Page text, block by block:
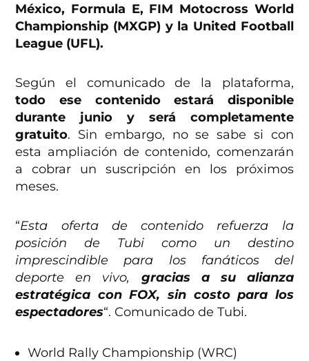
México, Formula E, FIM Motocross World
Championship (MXGP) y la United Football
League (UFL).
Según el comunicado de la plataforma,
todo ese contenido estará disponible
durante junio y será completamente
gratuito. Sin embargo, no se sabe si con
esta ampliación de contenido, comenzarán
a cobrar un suscripción en los próximos
meses.
“Esta oferta de contenido refuerza la
posición de Tubi como un destino
imprescindible para los fanáticos del
deporte en vivo,
gracias a su alianza
estratégica con FOX, sin costo para los
espectadores“. Comunicado de Tubi.
World Rally Championship (WRC)